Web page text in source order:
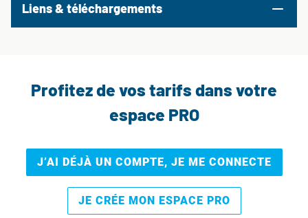
Liens & téléchargements
Profitez de vos tarifs dans votre
espace PRO
J’AI DÉJÀ UN COMPTE, JE ME CONNECTE
JE CRÉE MON ESPACE PRO